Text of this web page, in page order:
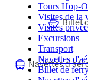
Tours Hop-
Visites de la
Visites
Excursions
Transport
Navettes
Billet de
Billet
Navettes